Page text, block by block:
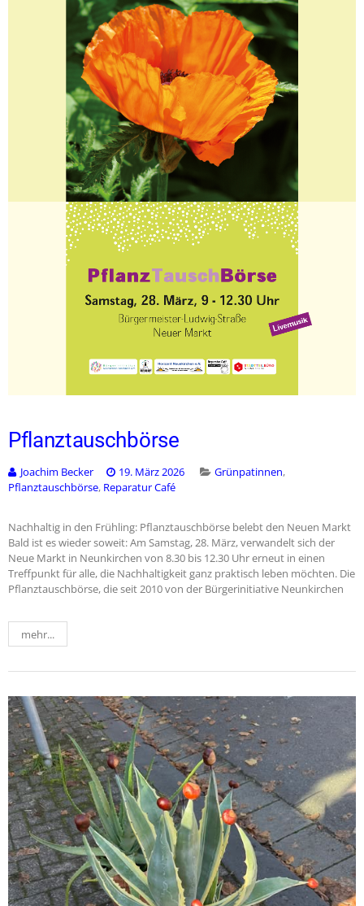
Pflanztauschbörse
Joachim Becker 19. März 2026 Grünpatinnen,
Pflanztauschbörse, Reparatur Café
Nachhaltig in den Frühling: Pflanztauschbörse belebt den Neuen Markt
Bald ist es wieder soweit: Am Samstag, 28. März, verwandelt sich der
Neue Markt in Neunkirchen von 8.30 bis 12.30 Uhr erneut in einen
Treffpunkt für alle, die Nachhaltigkeit ganz praktisch leben möchten. Die
Pflanztauschbörse, die seit 2010 von der Bürgerinitiative Neunkirchen
mehr...